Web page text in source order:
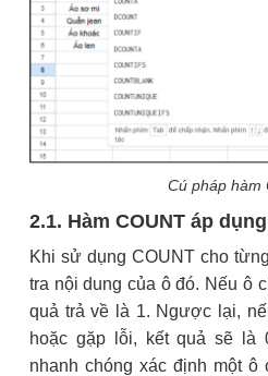
Cú pháp hàm
2.1. Hàm COUNT áp
Khi sử dụng COUNT cho
tra nội dung của ô đó. Nếu ô
quả trả về là 1. Ngược lại,
hoặc gặp lỗi, kết quả sẽ là
nhanh chóng xác định một